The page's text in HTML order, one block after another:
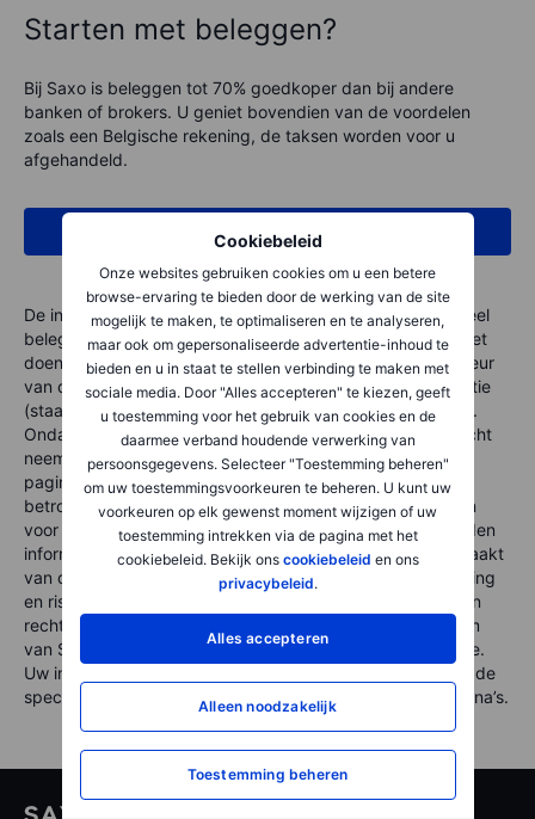
Cookiebeleid
Onze websites gebruiken cookies om u een betere
browse-ervaring te bieden door de werking van de site
mogelijk te maken, te optimaliseren en te analyseren,
maar ook om gepersonaliseerde advertentie-inhoud te
bieden en u in staat te stellen verbinding te maken met
sociale media. Door "Alles accepteren" te kiezen, geeft
u toestemming voor het gebruik van cookies en de
daarmee verband houdende verwerking van
persoonsgegevens. Selecteer "Toestemming beheren"
om uw toestemmingsvoorkeuren te beheren. U kunt uw
voorkeuren op elk gewenst moment wijzigen of uw
toestemming intrekken via de pagina met het
cookiebeleid. Bekijk ons cookiebeleid en ons
privacybeleid.
Alles accepteren
Alleen noodzakelijk
Toestemming beheren
Starten met beleggen?
Bij Saxo is beleggen tot 70% goedkoper dan bij andere
banken of brokers. U geniet bovendien van de voordelen
zoals een Belgische rekening, de taksen worden voor u
afgehandeld.
Start met beleggen
De informatie op deze pagina is niet bedoeld als individueel
beleggingsadvies of als een individuele aanbeveling tot het
doen van bepaalde beleggingen. De beloning van de auteur
van dit artikel staat/stond/zal niet direct of indirect in relatie
(staan) met zijn specifieke aanbevelingen of standpunten.
Ondanks het feit dat Saxo België alle zorgvuldigheid in acht
neemt bij het samenstellen en onderhouden van deze
pagina's, en daarbij gebruik maakt van bronnen die
betrouwbaar geacht worden, kan Saxo België niet instaan
voor de juistheid, volledigheid en actualiteit van de geboden
informatie. Indien u zonder verificatie of advies gebruikmaakt
van de verstrekte informatie, doet u dat voor eigen rekening
en risico. Aan de informatie op deze pagina's kunnen geen
rechten worden ontleend. Saxo België is een handelsnaam
van Saxo Bank A/S. Beleggen brengt risico’s met zich mee.
Uw inleg kan minder waard worden. Meer informatie over de
specifieke productrisico’s kunt u lezen op de productpagina’s.